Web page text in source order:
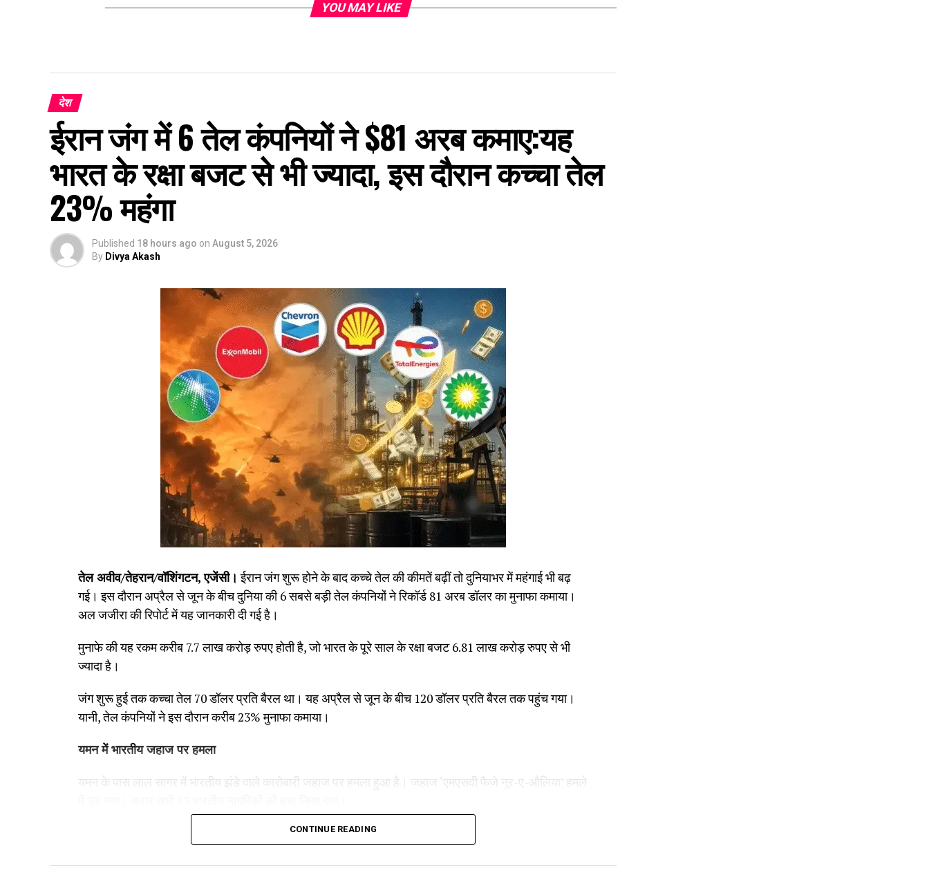
YOU MAY LIKE
देश
ईरान जंग में 6 तेल कंपनियों ने $81 अरब कमाए:यह
भारत के रक्षा बजट से भी ज्यादा, इस दौरान कच्चा तेल
23% महंगा
Published 18 hours ago on August 5, 2026
By Divya Akash
तेल अवीव/तेहरान/वॉशिंगटन, एजेंसी। ईरान जंग शुरू होने के बाद कच्चे तेल की कीमतें बढ़ीं तो दुनियाभर में महंगाई भी बढ़
गई। इस दौरान अप्रैल से जून के बीच दुनिया की 6 सबसे बड़ी तेल कंपनियों ने रिकॉर्ड 81 अरब डॉलर का मुनाफा कमाया।
अल जजीरा की रिपोर्ट में यह जानकारी दी गई है।
मुनाफे की यह रकम करीब 7.7 लाख करोड़ रुपए होती है, जो भारत के पूरे साल के रक्षा बजट 6.81 लाख करोड़ रुपए से भी
ज्यादा है।
जंग शुरू हुई तक कच्चा तेल 70 डॉलर प्रति बैरल था। यह अप्रैल से जून के बीच 120 डॉलर प्रति बैरल तक पहुंच गया।
यानी, तेल कंपनियों ने इस दौरान करीब 23% मुनाफा कमाया।
यमन में भारतीय जहाज पर हमला
यमन के पास लाल सागर में भारतीय झंडे वाले कारोबारी जहाज पर हमला हुआ है। जहाज ‘एमएसवी फैजे नूर-ए-औलिया’ हमले
ईरान में विदेश मंत्री अब्बास अराघची को हटाने की तैयारी
ईरान के कुछ सांसद विदेश मंत्री अब्बास अराघची के खिलाफ महाभियोग लाने की तैयारी कर रहे हैं। उनका आरोप है कि
CONTINUE READING